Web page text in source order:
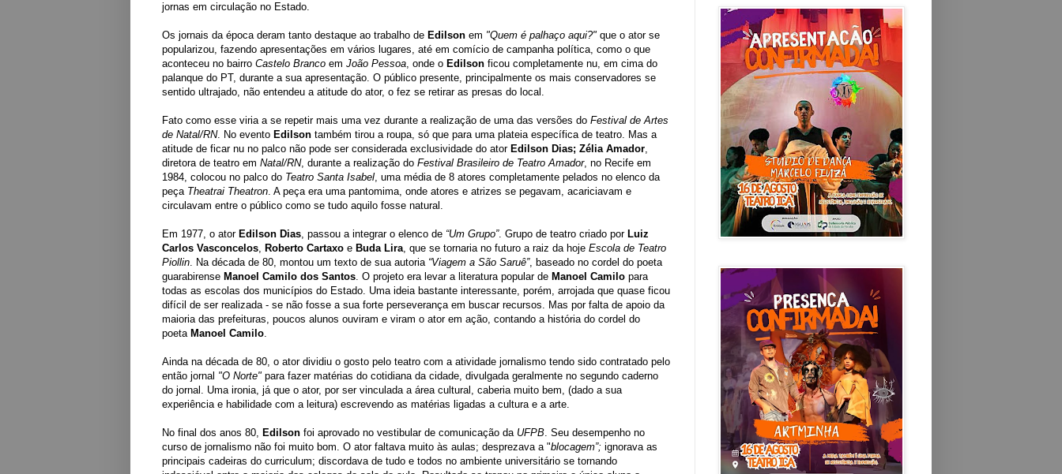
jornas em circulação no Estado.
Os jornais da época deram tanto destaque ao trabalho de Edilson em "Quem é palhaço aqui?" que o ator se
popularizou, fazendo apresentações em vários lugares, até em comício de campanha política, como o que
aconteceu no bairro Castelo Branco em João Pessoa, onde o Edilson ficou completamente nu, em cima do
palanque do PT, durante a sua apresentação. O público presente, principalmente os mais conservadores se
sentido ultrajado, não entendeu a atitude do ator, o fez se retirar as presas do local.
Fato como esse viria a se repetir mais uma vez durante a realização de uma das versões do Festival de Artes
de Natal/RN. No evento Edilson também tirou a roupa, só que para uma plateia específica de teatro. Mas a
atitude de ficar nu no palco não pode ser considerada exclusividade do ator Edilson Dias; Zélia Amador,
diretora de teatro em Natal/RN, durante a realização do Festival Brasileiro de Teatro Amador, no Recife em
1984, colocou no palco do Teatro Santa Isabel, uma média de 8 atores completamente pelados no elenco da
peça Theatrai Theatron. A peça era uma pantomima, onde atores e atrizes se pegavam, acariciavam e
circulavam entre o público como se tudo aquilo fosse natural.
Em 1977, o ator Edilson Dias, passou a integrar o elenco de “Um Grupo”. Grupo de teatro criado por Luiz
Carlos Vasconcelos, Roberto Cartaxo e Buda Lira, que se tornaria no futuro a raiz da hoje Escola de Teatro
Piollin. Na década de 80, montou um texto de sua autoria “Viagem a São Saruê”, baseado no cordel do poeta
guarabirense Manoel Camilo dos Santos. O projeto era levar a literatura popular de Manoel Camilo para
todas as escolas dos municípios do Estado. Uma ideia bastante interessante, porém, arrojada que quase ficou
difícil de ser realizada - se não fosse a sua forte perseverança em buscar recursos. Mas por falta de apoio da
maioria das prefeituras, poucos alunos ouviram e viram o ator em ação, contando a história do cordel do
poeta Manoel Camilo.
Ainda na década de 80, o ator dividiu o gosto pelo teatro com a atividade jornalismo tendo sido contratado pelo
então jornal "O Norte" para fazer matérias do cotidiana da cidade, divulgada geralmente no segundo caderno
do jornal. Uma ironia, já que o ator, por ser vinculada a área cultural, caberia muito bem, (dado a sua
experiência e habilidade com a leitura) escrevendo as matérias ligadas a cultura e a arte.
No final dos anos 80, Edilson foi aprovado no vestibular de comunicação da UFPB. Seu desempenho no
curso de jornalismo não foi muito bom. O ator faltava muito às aulas; desprezava a "blocagem”; ignorava as
principais cadeiras do curriculum; discordava de tudo e todos no ambiente universitário se tornando